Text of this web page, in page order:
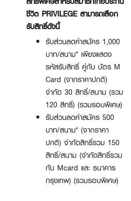
ชีวิต PRIVILEGE สามารถเลือก
รับสิทธิ์ดังนี้
รับส่วนลดค่าสมัคร 1,000
บาท/สนาม* เพียงแสดง
รหัสรับสิทธิ์ คู่กับ บัตร M
Card (จากราคาปกติ)
จำกัด 30 สิทธิ์/สนาม (รวม
120 สิทธิ์) (รวมรอบพิเศษ)
รับส่วนลดค่าสมัคร 500
บาท/สนาม* (จากราคา
ปกติ) จำกัดสิทธิ์รวม 150
สิทธิ์/สนาม (จำกัดสิทธิ์รวม
กับ Mcard และ ธนาคาร
กรุงเทพ) (รวมรอบพิเศษ)